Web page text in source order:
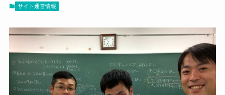
サイト運営情報